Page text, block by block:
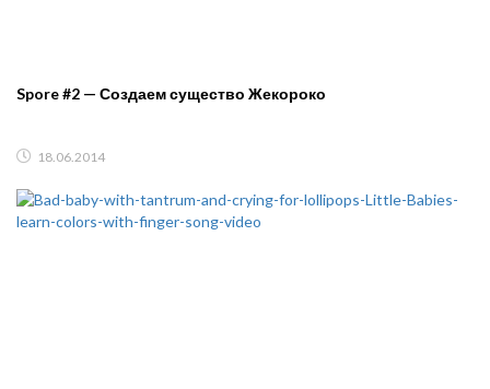
Spore #2 — Создаем существо Жекороко
18.06.2014